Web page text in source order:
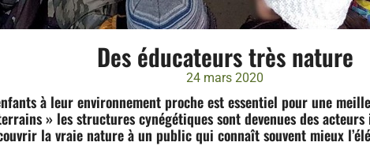
Des éducateurs très nature
24 mars 2020
à leur environnement proche est essentiel pour une
» les structures cynégétiques sont devenues des
la vraie nature à un public qui connaît souvent mieux